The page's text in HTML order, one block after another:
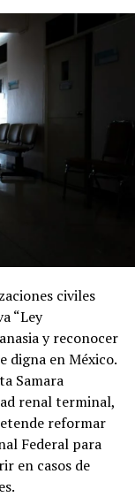
civiles
“Ley
y reconocer
digna en México.
Samara
renal terminal,
reformar
Federal para
en casos de